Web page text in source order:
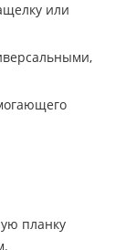
или
планку